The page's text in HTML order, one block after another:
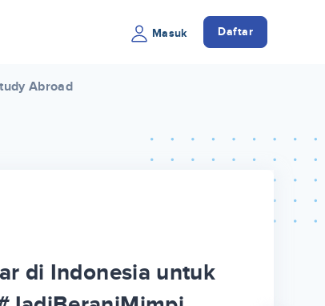
Masuk Daftar
Abroad
di Indonesia untuk